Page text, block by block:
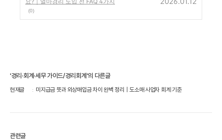
(0)
'경리·회계·세무 가이드/경리회계'의 다른글
현재글 미지급금 뜻과 외상매입금 차이 완벽 정리｜도소매 사업자 회계 기준
관련글